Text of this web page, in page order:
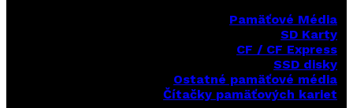
Pamäťové Média
SD Karty
CF / CF Express
SSD disky
Ostatné pamäťové média
Čítačky pamäťových kariet